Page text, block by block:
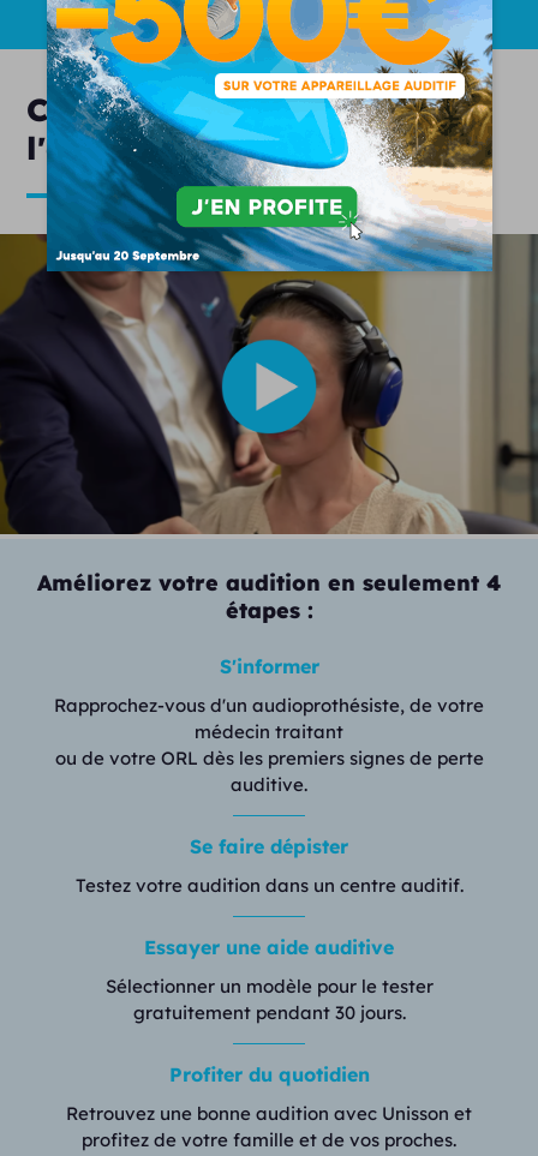
Comment se déroule
l'appareillage auditif ?
Améliorez votre audition en seulement 4
étapes :
S'informer
Rapprochez-vous d'un audioprothésiste, de votre
médecin traitant
ou de votre ORL dès les premiers signes de perte
auditive.
Se faire dépister
Testez votre audition dans un centre auditif.
Essayer une aide auditive
Sélectionner un modèle pour le tester
gratuitement pendant 30 jours.
Profiter du quotidien
Retrouvez une bonne audition avec Unisson et
profitez de votre famille et de vos proches.